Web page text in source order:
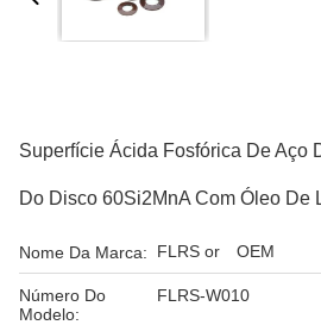
Superfície Ácida Fosfórica De Aço
Do Disco 60Si2MnA Com Óleo De
Nome Da Marca: FLRS or OEM
Número Do
Modelo:
FLRS-W010